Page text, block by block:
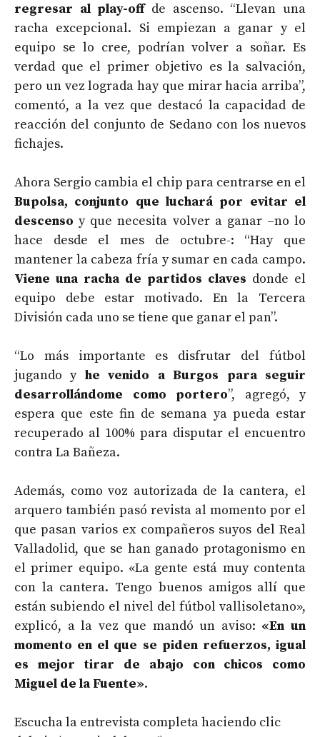
regresar al play-offde ascenso. “Llevan una
racha excepcional. Si empiezan a ganar y el
equipo se lo cree, podrían volver a soñar. Es
verdad que el primer objetivo es la salvación,
pero un vez lograda hay que mirar hacia arriba”,
comentó, a la vez que destacó la capacidad de
reacción del conjunto de Sedano con los nuevos
fichajes.
Ahora Sergio cambia el chip para centrarse en el
Bupolsa, conjunto que luchará por evitar el
descenso y que necesita volver a ganar –no lo
hace desde el mes de octubre-: “Hay que
mantener la cabeza fría y sumar en cada campo.
Viene una racha de partidos claves donde el
equipo debe estar motivado. En la Tercera
División cada uno se tiene que ganar el pan”.
“Lo más importante es disfrutar del fútbol
jugando y he venido a Burgos para seguir
desarrollándome como portero”, agregó, y
espera que este fin de semana ya pueda estar
recuperado al 100% para disputar el encuentro
contra La Bañeza.
Además, como voz autorizada de la cantera, el
arquero también pasó revista al momento por el
que pasan varios ex compañeros suyos del Real
Valladolid, que se han ganado protagonismo en
el primer equipo. «La gente está muy contenta
con la cantera. Tengo buenos amigos allí que
están subiendo el nivel del fútbol vallisoletano»,
explicó, a la vez que mandó un aviso: «En un
momento en el que se piden refuerzos, igual
es mejor tirar de abajo con chicos como
Miguel de la Fuente».
Escucha la entrevista completa haciendo clic